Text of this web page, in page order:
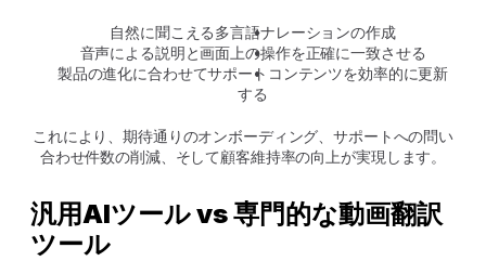
自然に聞こえる多言語ナレーションの作成
音声による説明と画面上の操作を正確に一致させる
製品の進化に合わせてサポートコンテンツを効率的に更新
する
これにより、期待通りのオンボーディング、サポートへの問い
合わせ件数の削減、そして顧客維持率の向上が実現します。
汎用AIツール vs 専門的な動画翻訳
ツール